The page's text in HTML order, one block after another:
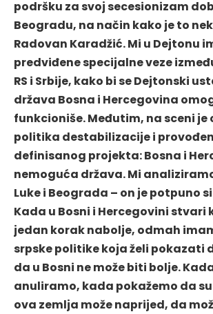
podršku za svoj secesionizam
Beogradu, na način kako je to
Radovan Karadžić. Mi u Dejtonu
predviđene specijalne veze
RS i Srbije, kako bi se Dejtonski
država Bosna i Hercegovina
funkcioniše. Međutim, na sceni je
politika destabilizacije i
definisanog projekta: Bosna i
nemoguća država. Mi
Luke i Beograda – on je potpuno
Kada u Bosni i Hercegovini stvari
jedan korak nabolje, odmah
srpske politike koja želi pokazati
da u Bosni ne može biti bolje.
anuliramo, kada pokažemo da
ova zemlja može naprijed, da